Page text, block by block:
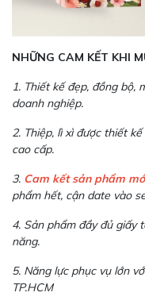
NHỮNG CAM KẾT KHI
1. Thiết kế đẹp, đồng bộ,
doanh nghiệp.
2. Thiệp, lì xì được thiết
cao cấp.
3. Cam kết sản phẩm
phẩm hết, cận date vào
4. Sản phẩm đầy đủ giấy
năng.
5. Năng lực phục vụ lớn
TP.HCM